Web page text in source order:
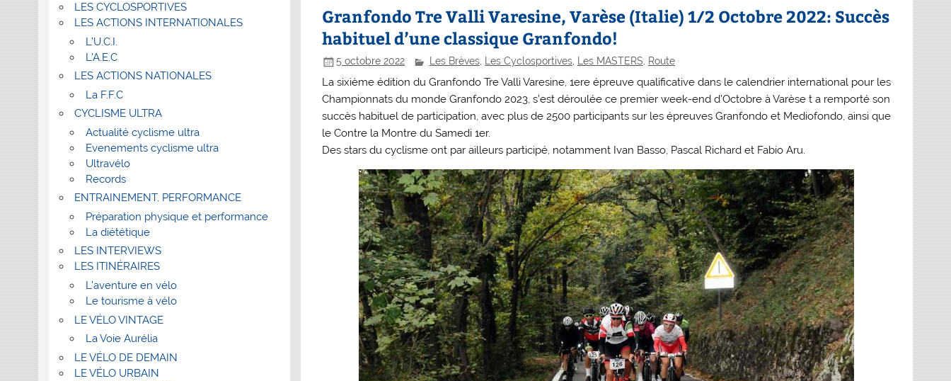
Granfondo Tre Valli Varesine, Varèse (Italie) 1/2 Octobre 2022: Succès
habituel d’une classique Granfondo!
5 octobre 2022 Les Brèves, Les Cyclosportives, Les MASTERS, Route
La sixième édition du Granfondo Tre Valli Varesine, 1ere épreuve qualificative dans le calendrier international pour les
Championnats du monde Granfondo 2023, s’est déroulée ce premier week-end d’Octobre à Varèse t a remporté son
succès habituel de participation, avec plus de 2500 participants sur les épreuves Granfondo et Mediofondo, ainsi que
le Contre la Montre du Samedi 1er.
Des stars du cyclisme ont par ailleurs participé, notamment Ivan Basso, Pascal Richard et Fabio Aru.
LES CYCLOSPORTIVES
LES ACTIONS INTERNATIONALES
L’U.C.I.
L’A.E.C
LES ACTIONS NATIONALES
La F.F.C
CYCLISME ULTRA
Actualité cyclisme ultra
Evenements cyclisme ultra
Ultravélo
Records
ENTRAINEMENT, PERFORMANCE
Préparation physique et performance
La diététique
LES INTERVIEWS
LES ITINÉRAIRES
L’aventure en vélo
Le tourisme à vélo
LE VÉLO VINTAGE
La Voie Aurélia
LE VÉLO DE DEMAIN
LE VÉLO URBAIN